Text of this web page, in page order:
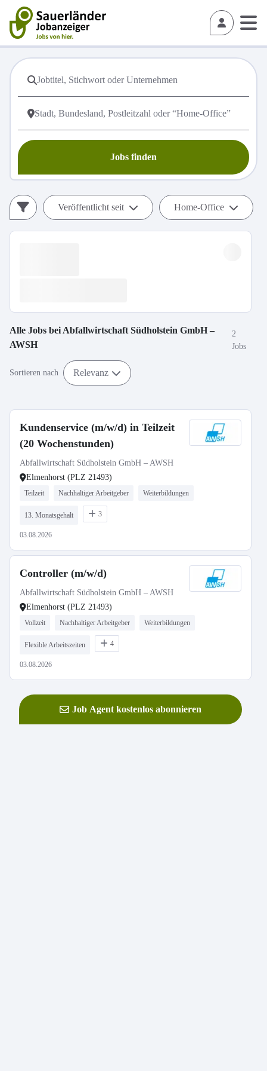
Jobs finden
Veröffentlicht seit Home-Office
Alle Jobs bei Abfallwirtschaft Südholstein GmbH –
AWSH
2
Jobs
Sortieren nach Relevanz
Kundenservice (m/w/d) in Teilzeit
(20 Wochenstunden)
Abfallwirtschaft Südholstein GmbH – AWSH
Elmenhorst (PLZ 21493)
Teilzeit Nachhaltiger Arbeitgeber Weiterbildungen
13. Monatsgehalt 3
03.08.2026
Controller (m/w/d)
Abfallwirtschaft Südholstein GmbH – AWSH
Elmenhorst (PLZ 21493)
Vollzeit Nachhaltiger Arbeitgeber Weiterbildungen
Flexible Arbeitszeiten 4
03.08.2026
Job Agent kostenlos abonnieren